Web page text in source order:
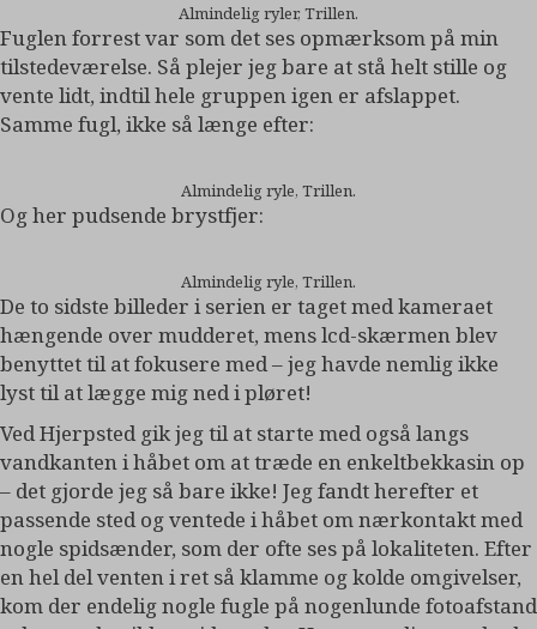
Almindelig ryler, Trillen.
Fuglen forrest var som det ses opmærksom på min
tilstedeværelse. Så plejer jeg bare at stå helt stille og
vente lidt, indtil hele gruppen igen er afslappet.
Samme fugl, ikke så længe efter:
Almindelig ryle, Trillen.
Og her pudsende brystfjer:
Almindelig ryle, Trillen.
De to sidste billeder i serien er taget med kameraet
hængende over mudderet, mens lcd-skærmen blev
benyttet til at fokusere med – jeg havde nemlig ikke
lyst til at lægge mig ned i pløret!
Ved Hjerpsted gik jeg til at starte med også langs
vandkanten i håbet om at træde en enkeltbekkasin op
– det gjorde jeg så bare ikke! Jeg fandt herefter et
passende sted og ventede i håbet om nærkontakt med
nogle spidsænder, som der ofte ses på lokaliteten. Efter
en hel del venten i ret så klamme og kolde omgivelser,
kom der endelig nogle fugle på nogenlunde fotoafstand